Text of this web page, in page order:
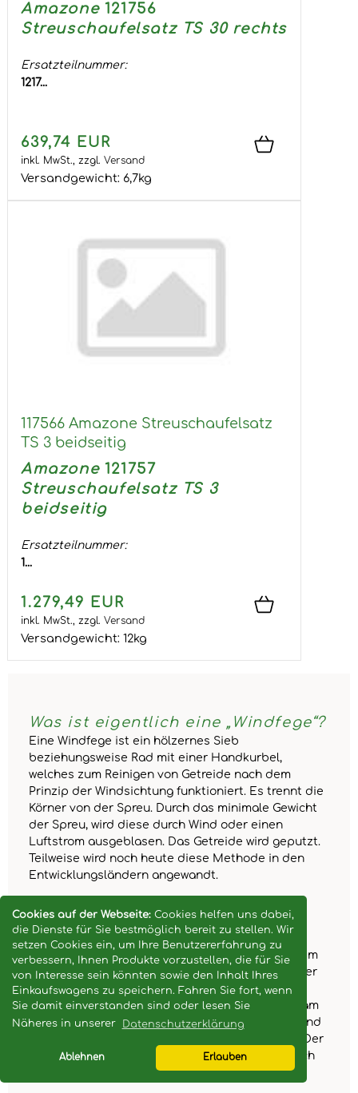
Cookies auf der Webseite:Cookies helfen uns dabei,
die Dienste für Sie bestmöglich bereit zu stellen. Wir
setzen Cookies ein, um Ihre Benutzererfahrung zu
verbessern, Ihnen Produkte vorzustellen, die für Sie
von Interesse sein könnten sowie den Inhalt Ihres
Einkaufswagens zu speichern. Fahren Sie fort, wenn
Sie damit einverstanden sind oder lesen Sie
Näheres in unserer
Datenschutzerklärung
Ablehnen Erlauben
Amazone 121756
Streuschaufelsatz TS 30 rechts
Ersatzteilnummer:
1217...
639,74 EUR
inkl. MwSt., zzgl. Versand
Versandgewicht: 6,7kg
117566 Amazone Streuschaufelsatz
TS 3 beidseitig
Amazone 121757
Streuschaufelsatz TS 3
beidseitig
Ersatzteilnummer:
1...
1.279,49 EUR
inkl. MwSt., zzgl. Versand
Versandgewicht: 12kg
Was ist eigentlich eine „Windfege“?
Eine Windfege ist ein hölzernes Sieb
beziehungsweise Rad mit einer Handkurbel,
welches zum Reinigen von Getreide nach dem
Prinzip der Windsichtung funktioniert. Es trennt die
Körner von der Spreu. Durch das minimale Gewicht
der Spreu, wird diese durch Wind oder einen
Luftstrom ausgeblasen. Das Getreide wird geputzt.
Teilweise wird noch heute diese Methode in den
Entwicklungsländern angewandt.
Wie ging es mit Friedrich Dreyer
weiter?
An die Tradition seiner Familie anknüpfend und im
Aufwind der aufkommenden Industrialisierung der
damaligen Zeit entwickelte Friedrich Dreyer eine
Getreidereinigungsmaschine. Die Maschine bekam
den Namen „Amazone“. Sie wurde gern gekauft und
damit begann die Erfolgsgeschichte der Firma. Der
durchschlagende Triumph führte schon bald auch
zum Handel in benachbarte Länder.